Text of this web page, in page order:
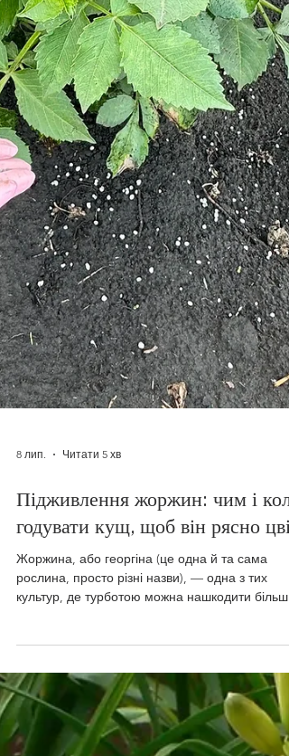
8 лип. Читати 5 хв
Підживлення жоржин: чим і коли
годувати кущ, щоб він рясно цвів
Жоржина, або георгіна (це одна й та сама